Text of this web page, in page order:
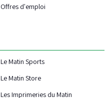
Offres d'emploi
Le Matin Sports
Le Matin Store
Les Imprimeries du Matin